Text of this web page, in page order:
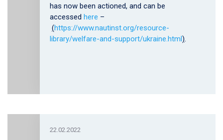
has now been actioned, and can be
accessed here –
(https://www.nautinst.org/resource-
library/welfare-and-support/ukraine.html)
22.02.2022